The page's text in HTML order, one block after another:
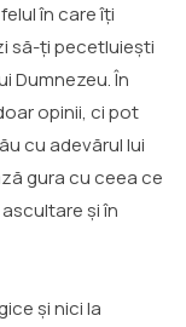
în care îți
să-ți pecetluiești
Dumnezeu. În
opinii, ci pot
cu adevărul lui
gura cu ceea ce
și în
și nici la